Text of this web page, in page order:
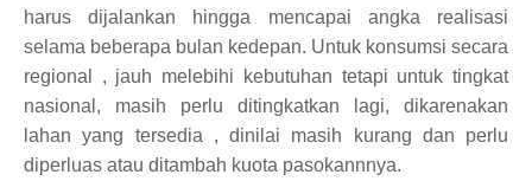
harus dijalankan hingga mencapai angka realisasi
selama beberapa bulan kedepan. Untuk konsumsi secara
regional , jauh melebihi kebutuhan tetapi untuk tingkat
nasional, masih perlu ditingkatkan lagi, dikarenakan
lahan yang tersedia , dinilai masih kurang dan perlu
diperluas atau ditambah kuota pasokannnya.